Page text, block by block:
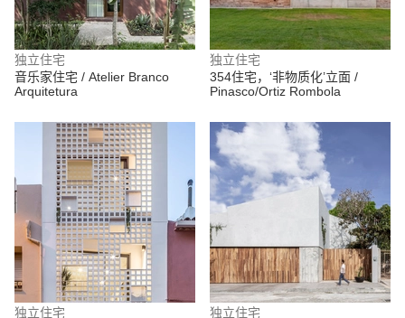
独立住宅
音乐家住宅 / Atelier Branco
Arquitetura
独立住宅
354住宅，‘非物质化’立面 /
Pinasco/Ortiz Rombola
独立住宅
独立住宅